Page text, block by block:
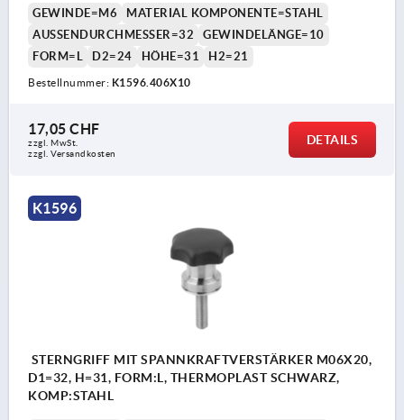
GEWINDE=M6
MATERIAL KOMPONENTE=STAHL
AUSSENDURCHMESSER=32
GEWINDELÄNGE=10
FORM=L
D2=24 HÖHE=31 H2=21
Bestellnummer: K1596.406X10
17,05 CHF
zzgl. MwSt.
zzgl. Versandkosten
DETAILS
K1596
STERNGRIFF MIT SPANNKRAFTVERSTÄRKER M06X20,
D1=32, H=31, FORM:L, THERMOPLAST SCHWARZ,
KOMP:STAHL